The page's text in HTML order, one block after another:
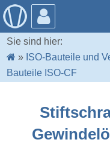
Sie sind hier:
» ISO-Bauteile und
Bauteile ISO-CF